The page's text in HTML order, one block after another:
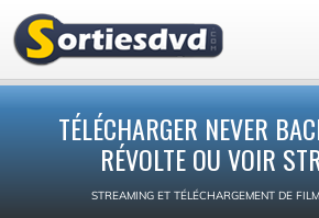
TÉLÉCHARGER NEVER
RÉVOLTE OU VOIR
STREAMING ET TÉLÉCHARGEMENT DE